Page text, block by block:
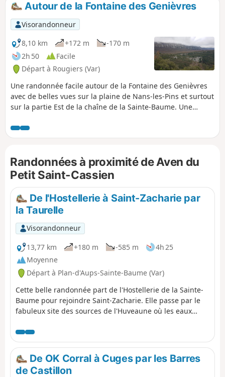
p
Autour de la Fontaine des Genièvres
Visorandonneur
8,10 km
+172 m
-170 m
2h 50
Facile
Départ à Rougiers (Var)
Une randonnée facile autour de la Fontaine des Genièvres
avec de belles vues sur la plaine de Nans-les-Pins et surtout
sur la partie Est de la chaîne de la Sainte-Baume. Une
Randonnées à proximité de Aven du
Petit Saint-Cassien
De l'Hostellerie à Saint-Zacharie par
la Taurelle
Visorandonneur
13,77 km
+180 m -585 m
4h 25
Moyenne
Départ à Plan-d'Aups-Sainte-Baume (Var)
Cette belle randonnée part de l'Hostellerie de la Sainte-
Baume pour rejoindre Saint-Zacharie. Elle passe par le
fabuleux site des sources de l'Huveaune où les eaux
naturel. C'est un des plus beaux sites de la région,
surtout quand il y a de l'eau. Le sentier passe ensuite par
le joli vallon de la Taurelle pour descendre vers la source
des Nayes et Saint-Zacharie.
De OK Corral à Cuges par les Barres
de Castillon